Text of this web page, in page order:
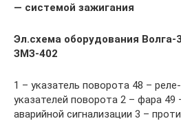
— системой зажигания
Эл.схема оборудования Волга-
ЗМЗ-402
1 – указатель поворота 48 –
указателей поворота 2 – фара 49
аварийной сигнализации 3 –